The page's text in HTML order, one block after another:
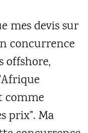
mes devis sur
concurrence
offshore,
comme
prix”. Ma